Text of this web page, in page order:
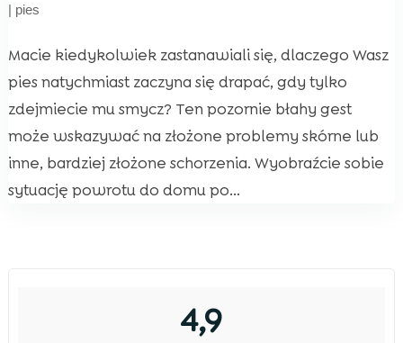
| pies
Macie kiedykolwiek zastanawiali się, dlaczego Wasz
pies natychmiast zaczyna się drapać, gdy tylko
zdejmiecie mu smycz? Ten pozornie błahy gest
może wskazywać na złożone problemy skórne lub
inne, bardziej złożone schorzenia. Wyobraźcie sobie
sytuację powrotu do domu po...
4,9